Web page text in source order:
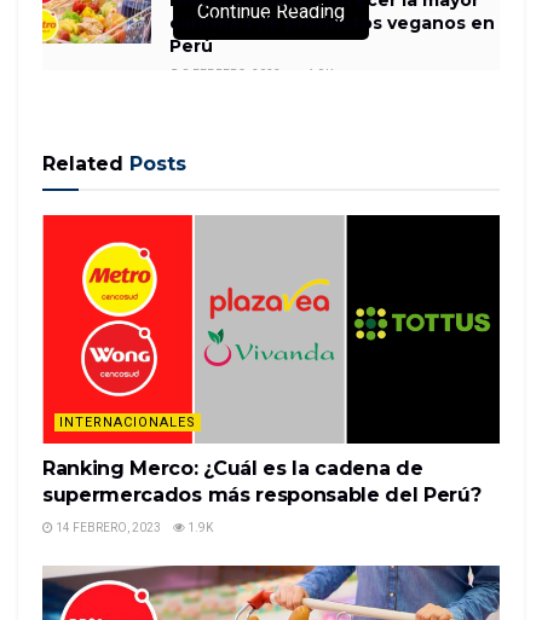
cantidad de productos veganos en
Perú
8 FEBRERO, 2023 1.9K
Connecticut Bloomingdale’s store on Monday is
going viral, highlighting another instance of a store
becoming a setting of violence. The video shows a
man violently destroyi…
READ MORE
Continue Reading
Related Posts
INTERNACIONALES
Ranking Merco: ¿Cuál es la cadena de
supermercados más responsable del Perú?
14 FEBRERO, 2023 1.9K